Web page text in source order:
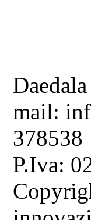
mail:
378538
P.Iva: